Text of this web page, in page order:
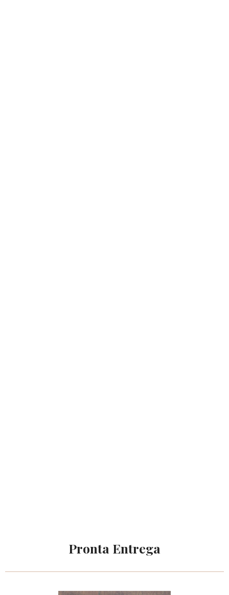
Pronta Entrega